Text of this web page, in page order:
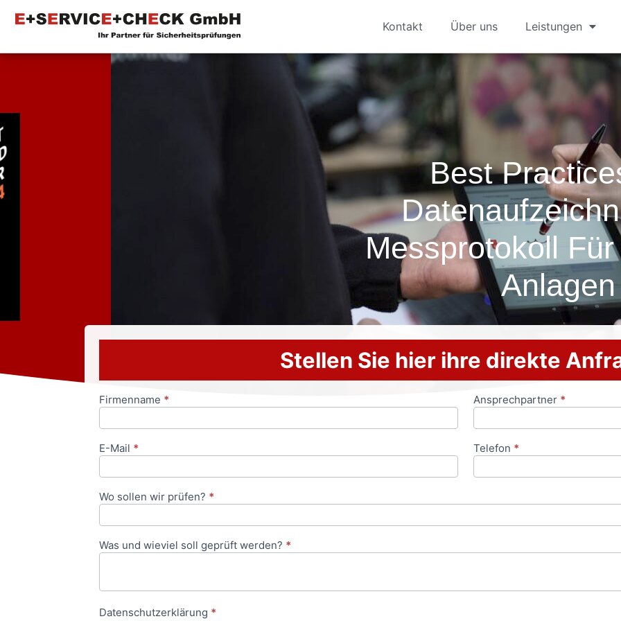
Kontakt Über uns Leistungen
Best
Messprotokoll
Anlagen
Stellen Sie hier ihre direkte
Anfrageformular
Firmenname * Ansprechpartner *
E-Mail * Telefon *
Wo sollen wir prüfen? *
Was und wieviel soll geprüft werden? *
Datenschutzerklärung *